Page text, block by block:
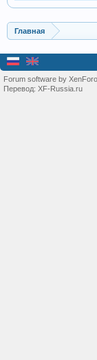
Главная
Forum software by
Перевод: XF-Russia.ru